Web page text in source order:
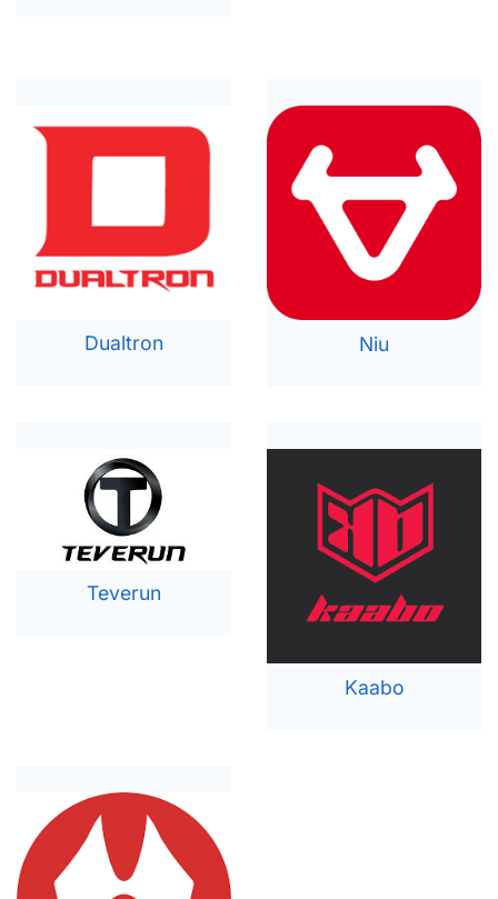
Dualtron Niu
Teverun
Kaabo